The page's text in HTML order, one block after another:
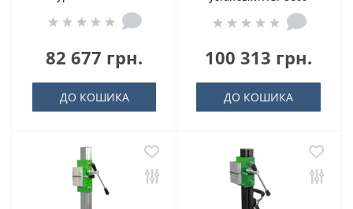
82 677 грн.
ДО КОШИКА
100 313 грн.
ДО КОШИКА